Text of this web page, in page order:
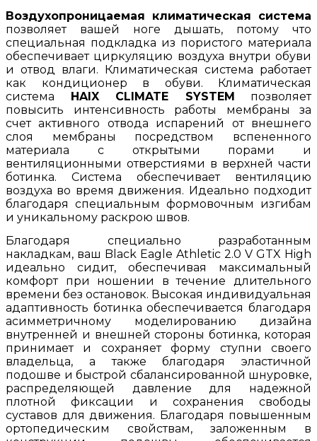
Воздухопроницаемая климатическая система
позволяет вашей ноге дышать, потому что
специальная подкладка из пористого материала
обеспечивает циркуляцию воздуха внутри обуви
и отвод влаги. Климатическая система работает
как кондиционер в обуви. Климатическая
система HAIX CLIMATE SYSTEM позволяет
повысить интенсивность работы мембраны за
счет активного отвода испарений от внешнего
слоя мембраны посредством вспененного
материала с открытыми порами и
вентиляционными отверстиями в верхней части
ботинка. Система обеспечивает вентиляцию
воздуха во время движения. Идеально подходит
благодаря специальным формовочным изгибам
и уникальному раскрою швов.
Благодаря специально разработанным
накладкам, ваш Black Eagle Athletic 2.0 V GTX High
идеально сидит, обеспечивая максимальный
комфорт при ношении в течение длительного
времени без остановок. Высокая индивидуальная
адаптивность ботинка обеспечивается благодаря
асимметричному моделированию дизайна
внутренней и внешней стороны ботинка, которая
принимает и сохраняет форму ступни своего
владельца, а также благодаря эластичной
подошве и быстрой сбалансированной шнуровке,
распределяющей давление для надежной
плотной фиксации и сохранения свободы
суставов для движения. Благодаря повышенным
ортопедическим свойствам, заложенным в